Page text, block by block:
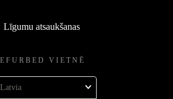
Līgumu atsaukšanas
VIETNĒ
Latvia